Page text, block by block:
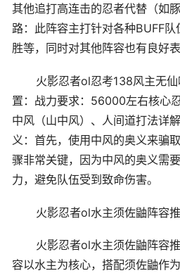
其他追打高连击的忍者代替（如
路：此阵容主打针对各种BUFF
胜等，同时对其他阵容也有良好表
火影忍者ol忍考138风主无
置：战力要求：56000左右核心
中风（山中风）、人间道打法详
义：首先，使用中风的奥义来骗
骤非常关键，因为中风的奥义需
力，避免队伍受到致命伤害。
火影忍者ol水主须佐鼬阵容
火影忍者ol水主须佐鼬阵容
容以水主为核心，搭配须佐鼬作